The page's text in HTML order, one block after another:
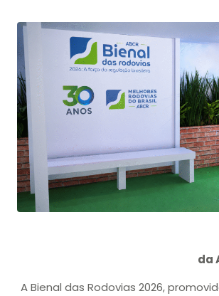
da
A Bienal das Rodovias 2026,